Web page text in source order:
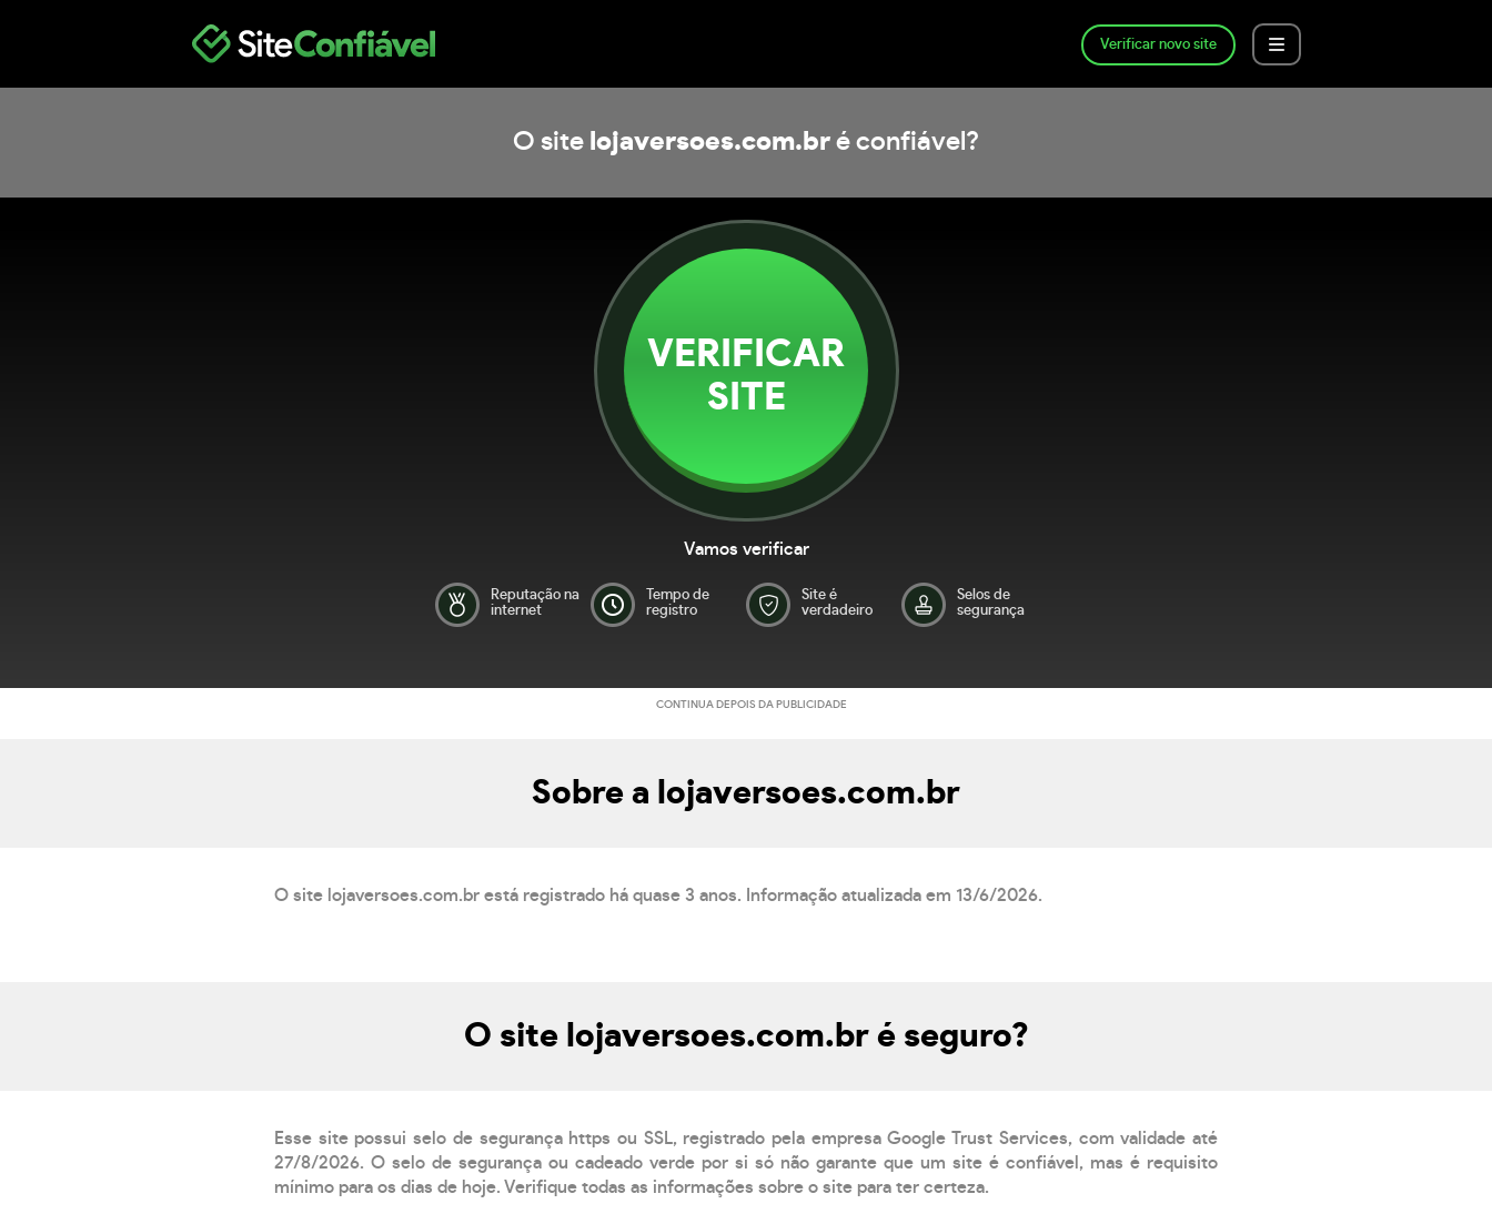
Verificar novo site
O site lojaversoes.com.br é confiável?
VERIFICAR
SITE
Vamos verificar
Reputação na
internet
Tempo de
registro
Site é
verdadeiro
Selos de
segurança
CONTINUA DEPOIS DA PUBLICIDADE
Sobre a lojaversoes.com.br
O site lojaversoes.com.br está registrado há quase 3 anos. Informação atualizada em 13/6/2026.
O site lojaversoes.com.br é seguro?
Esse site possui selo de segurança https ou SSL, registrado pela empresa Google Trust Services, com validade até
27/8/2026. O selo de segurança ou cadeado verde por si só não garante que um site é confiável, mas é requisito
mínimo para os dias de hoje. Verifique todas as informações sobre o site para ter certeza.